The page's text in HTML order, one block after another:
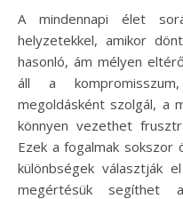
A mindennapi élet során gyakran találkozunk olyan
helyzetekkel, amikor
hasonló, ám mélyen
áll a
megoldásként szolgál, a
könnyen vezethet
Ezek a fogalmak sokszor
különbségek választják
megértésük segíthet